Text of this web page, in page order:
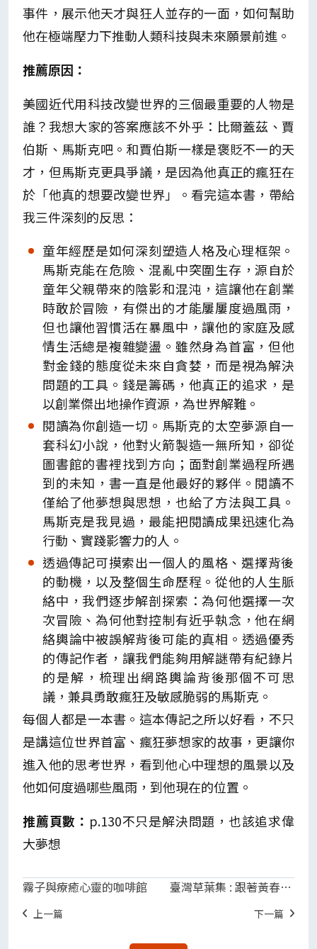
事件，展示他天才與狂人並存的一面，如何幫助
他在極端壓力下推動人類科技與未來願景前進。
推薦原因：
美國近代用科技改變世界的三個最重要的人物是
誰？我想大家的答案應該不外乎：比爾蓋茲、賈
伯斯、馬斯克吧。和賈伯斯一樣是褒貶不一的天
才，但馬斯克更具爭議，是因為他真正的瘋狂在
於「他真的想要改變世界」。看完這本書，帶給
我三件深刻的反思：
童年經歷是如何深刻塑造人格及心理框架。
馬斯克能在危險、混亂中突圍生存，源自於
童年父親帶來的陰影和混沌，這讓他在創業
時敢於冒險，有傑出的才能屢屢度過風雨，
但也讓他習慣活在暴風中，讓他的家庭及感
情生活總是複雜變盪。雖然身為首富，但他
對金錢的態度從未來自貪婪，而是視為解決
問題的工具。錢是籌碼，他真正的追求，是
以創業傑出地操作資源，為世界解難。
閱讀為你創造一切。馬斯克的太空夢源自一
套科幻小說，他對火箭製造一無所知，卻從
圖書館的書裡找到方向；面對創業過程所遇
到的未知，書一直是他最好的夥伴。閱讀不
僅給了他夢想與思想，也給了方法與工具。
馬斯克是我見過，最能把閱讀成果迅速化為
行動、實踐影響力的人。
透過傳記可摸索出一個人的風格、選擇背後
的動機，以及整個生命歷程。從他的人生脈
絡中，我們逐步解剖探索：為何他選擇一次
次冒險、為何他對控制有近乎執念，他在網
絡輿論中被誤解背後可能的真相。透過優秀
的傳記作者，讓我們能夠用解謎帶有紀錄片
的是解，梳理出網路輿論背後那個不可思
議，兼具勇敢瘋狂及敏感脆弱的馬斯克。
每個人都是一本書。這本傳記之所以好看，不只
是講這位世界首富、瘋狂夢想家的故事，更讓你
進入他的思考世界，看到他心中理想的風景以及
他如何度過哪些風雨，到他現在的位置。
推薦頁數： p.130不只是解決問題，也該追求偉
大夢想
霧子與療癒心靈的咖啡館
上一篇
臺灣草葉集 : 跟著黃春明走讀身旁野花雜草
下一篇